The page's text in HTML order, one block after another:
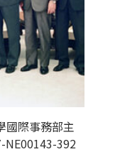
國際事務部主
NE00143-392